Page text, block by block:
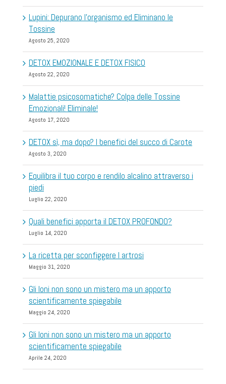
Lupini: Depurano l’organismo ed Eliminano le
Tossine
Agosto 25, 2020
DETOX EMOZIONALE E DETOX FISICO
Agosto 22, 2020
Malattie psicosomatiche? Colpa delle Tossine
Emozionali! Eliminale!
Agosto 17, 2020
DETOX sì, ma dopo? I benefici del succo di Carote
Agosto 3, 2020
Equilibra il tuo corpo e rendilo alcalino attraverso i
piedi
Luglio 22, 2020
Quali benefici apporta il DETOX PROFONDO?
Luglio 14, 2020
La ricetta per sconfiggere l artrosi
Maggio 31, 2020
Gli Ioni non sono un mistero ma un apporto
scientificamente spiegabile
Maggio 24, 2020
Gli Ioni non sono un mistero ma un apporto
scientificamente spiegabile
Aprile 24, 2020